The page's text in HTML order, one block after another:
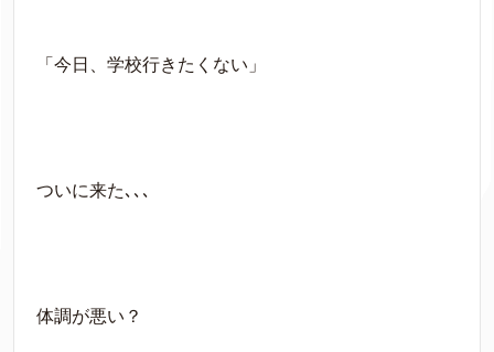
「今日、学校行きたくない」
ついに来た､､､
体調が悪い？